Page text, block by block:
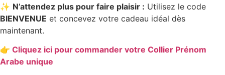
✨ N’attendez plus pour faire plaisir : Utilisez le code
BIENVENUE et concevez votre cadeau idéal dès
maintenant.
👉 Cliquez ici pour commander votre Collier Prénom
Arabe unique